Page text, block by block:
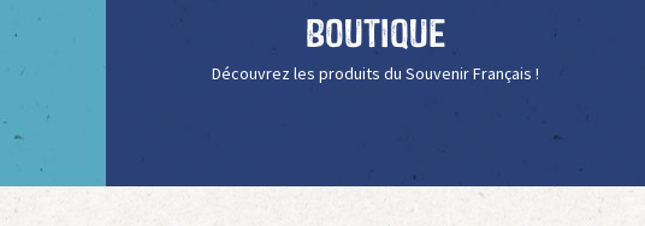
Boutique
Découvrez les produits du Souvenir Français !